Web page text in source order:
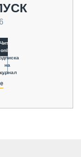
Читать
online
на